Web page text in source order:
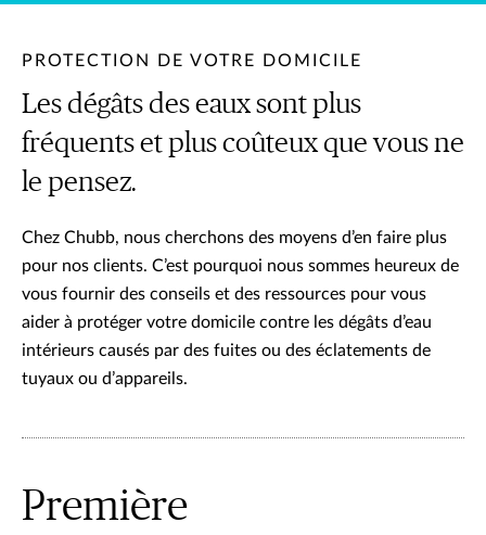
PROTECTION DE VOTRE DOMICILE
Les dégâts des eaux sont plus
fréquents et plus coûteux que vous ne
le pensez.
Chez Chubb, nous cherchons des moyens d’en faire plus
pour nos clients. C’est pourquoi nous sommes heureux de
vous fournir des conseils et des ressources pour vous
aider à protéger votre domicile contre les dégâts d’eau
intérieurs causés par des fuites ou des éclatements de
tuyaux ou d’appareils.
Première